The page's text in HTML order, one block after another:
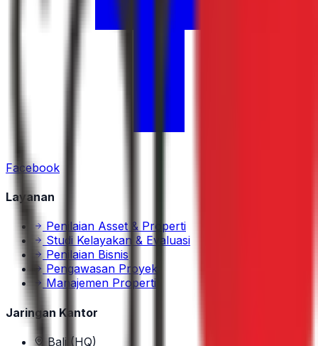
Facebook
Layanan
Penilaian Asset & Properti
Studi Kelayakan & Evaluasi
Penilaian Bisnis
Pengawasan Proyek
Manajemen Properti
Jaringan Kantor
Bali (HQ)